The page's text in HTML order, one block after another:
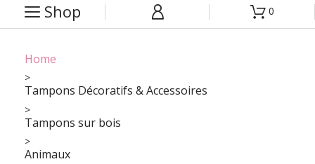
 Shop   0
Home
Tampons Décoratifs & Accessoires
Tampons sur bois
Animaux